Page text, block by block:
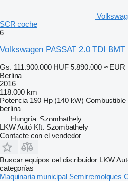
SCR coche
6
Volkswagen PASSAT 2.0 TDI BMT
Gs. 111.900.000 HUF 5.890.000 ≈ EUR
Berlina
2016
118.000 km
Potencia 190 Hp (140 kW) Combustible
berlina
Hungría, Szombathely
LKW Autó Kft. Szombathely
Contacte con el vendedor
Buscar equipos del distribuidor LKW
categorías
Maquinaria municipal Semirremolques